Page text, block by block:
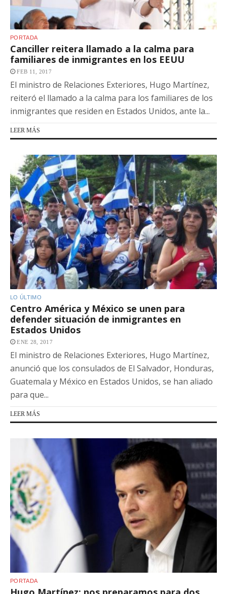
PORTADA
Canciller reitera llamado a la calma para
familiares de inmigrantes en los EEUU
FEB 11, 2017
El ministro de Relaciones Exteriores, Hugo Martínez,
reiteró el llamado a la calma para los familiares de los
inmigrantes que residen en Estados Unidos, ante la...
LEER MÁS
LO ÚLTIMO
Centro América y México se unen para
defender situación de inmigrantes en
Estados Unidos
ENE 28, 2017
El ministro de Relaciones Exteriores, Hugo Martínez,
anunció que los consulados de El Salvador, Honduras,
Guatemala y México en Estados Unidos, se han aliado
para que...
LEER MÁS
PORTADA